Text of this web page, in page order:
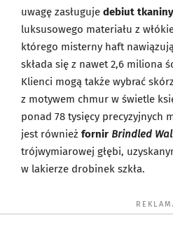
uwagę zasługuje debiut tkaniny
luksusowego materiału z
którego misterny haft
składa się z nawet 2,6 miliona
Klienci mogą także wybrać
z motywem chmur w świetle
ponad 78 tysięcy precyzyjnych
jest również fornir Brindled
trójwymiarowej głębi,
w lakierze drobinek szkła.